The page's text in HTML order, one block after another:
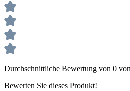
Durchschnittliche Bewertung von 0
Bewerten Sie dieses Produkt!